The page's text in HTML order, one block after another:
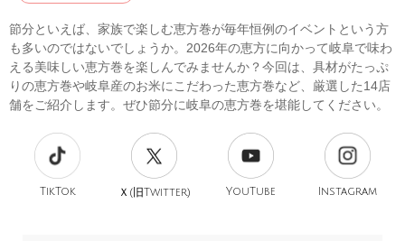
節分といえば、家族で楽しむ恵方巻が毎年恒例のイベントという方
も多いのではないでしょうか。2026年の恵方に向かって岐阜で味わ
える美味しい恵方巻を楽しんでみませんか？今回は、具材がたっぷ
りの恵方巻や岐阜産のお米にこだわった恵方巻など、厳選した14店
舗をご紹介します。ぜひ節分に岐阜の恵方巻を堪能してください。
TikTok Ｘ(旧Twitter) YouTube Instagram